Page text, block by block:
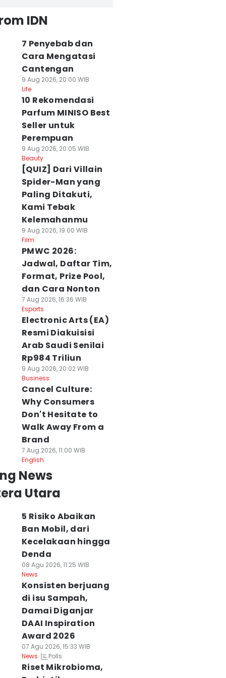
Sarah Pia
Hadir di
Fashion
Kanwil Imigrasi
Sinergi dengan
IDN
7 Penyebab dan
Cara Mengatasi
Cantengan
9 Aug 2026, 20:00 WIB
Life
10 Rekomendasi
Parfum MINISO Best
Seller untuk
Perempuan
9 Aug 2026, 20:05 WIB
Beauty
[QUIZ] Dari Villain
Spider-Man yang
Paling Ditakuti,
Kami Tebak
Kelemahanmu
9 Aug 2026, 19:00 WIB
Film
PMWC 2026:
Jadwal, Daftar Tim,
Format, Prize Pool,
dan Cara Nonton
7 Aug 2026, 16:36 WIB
Esports
Electronic Arts (EA)
Resmi Diakuisisi
Arab Saudi Senilai
Rp984 Triliun
9 Aug 2026, 20:02 WIB
Business
Cancel Culture:
Why Consumers
Don't Hesitate to
Walk Away From a
Brand
7 Aug 2026, 11:00 WIB
English
News
Utara
5 Risiko Abaikan
Ban Mobil, dari
Kecelakaan hingga
Denda
08 Agu 2026, 11:25 WIB
News
Konsisten berjuang
di isu Sampah,
Damai Diganjar
DAAI Inspiration
Award 2026
07 Agu 2026, 15:33 WIB
News
Polls
Riset Mikrobioma,